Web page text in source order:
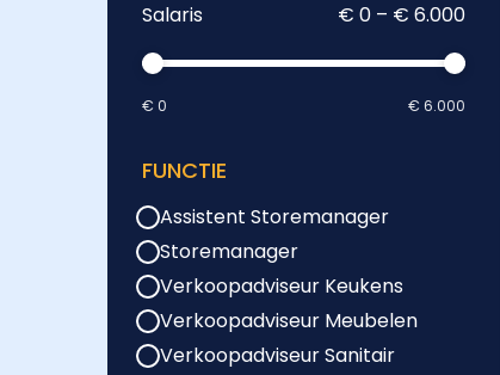
Salaris € 0 – € 6.000
€ 0 € 6.000
FUNCTIE
Assistent Storemanager
Storemanager
Verkoopadviseur Keukens
Verkoopadviseur Meubelen
Verkoopadviseur Sanitair